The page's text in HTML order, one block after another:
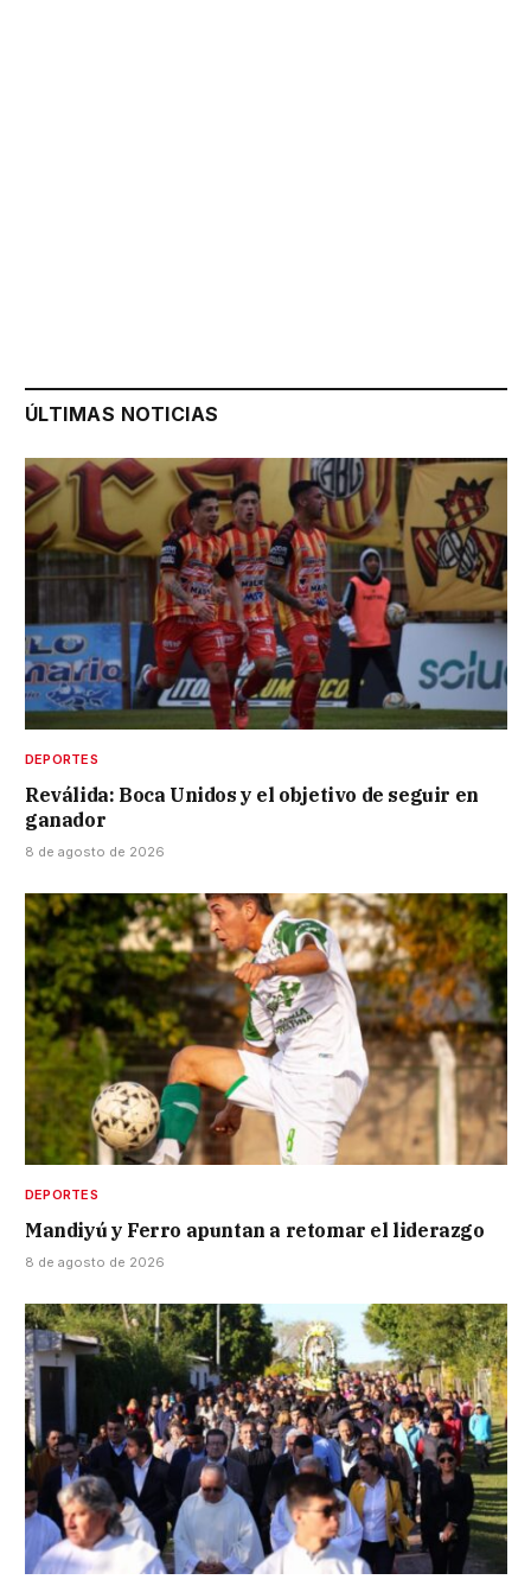
ÚLTIMAS NOTICIAS
DEPORTES
Reválida: Boca Unidos y el objetivo de seguir en
ganador
8 de agosto de 2026
DEPORTES
Mandiyú y Ferro apuntan a retomar el liderazgo
8 de agosto de 2026